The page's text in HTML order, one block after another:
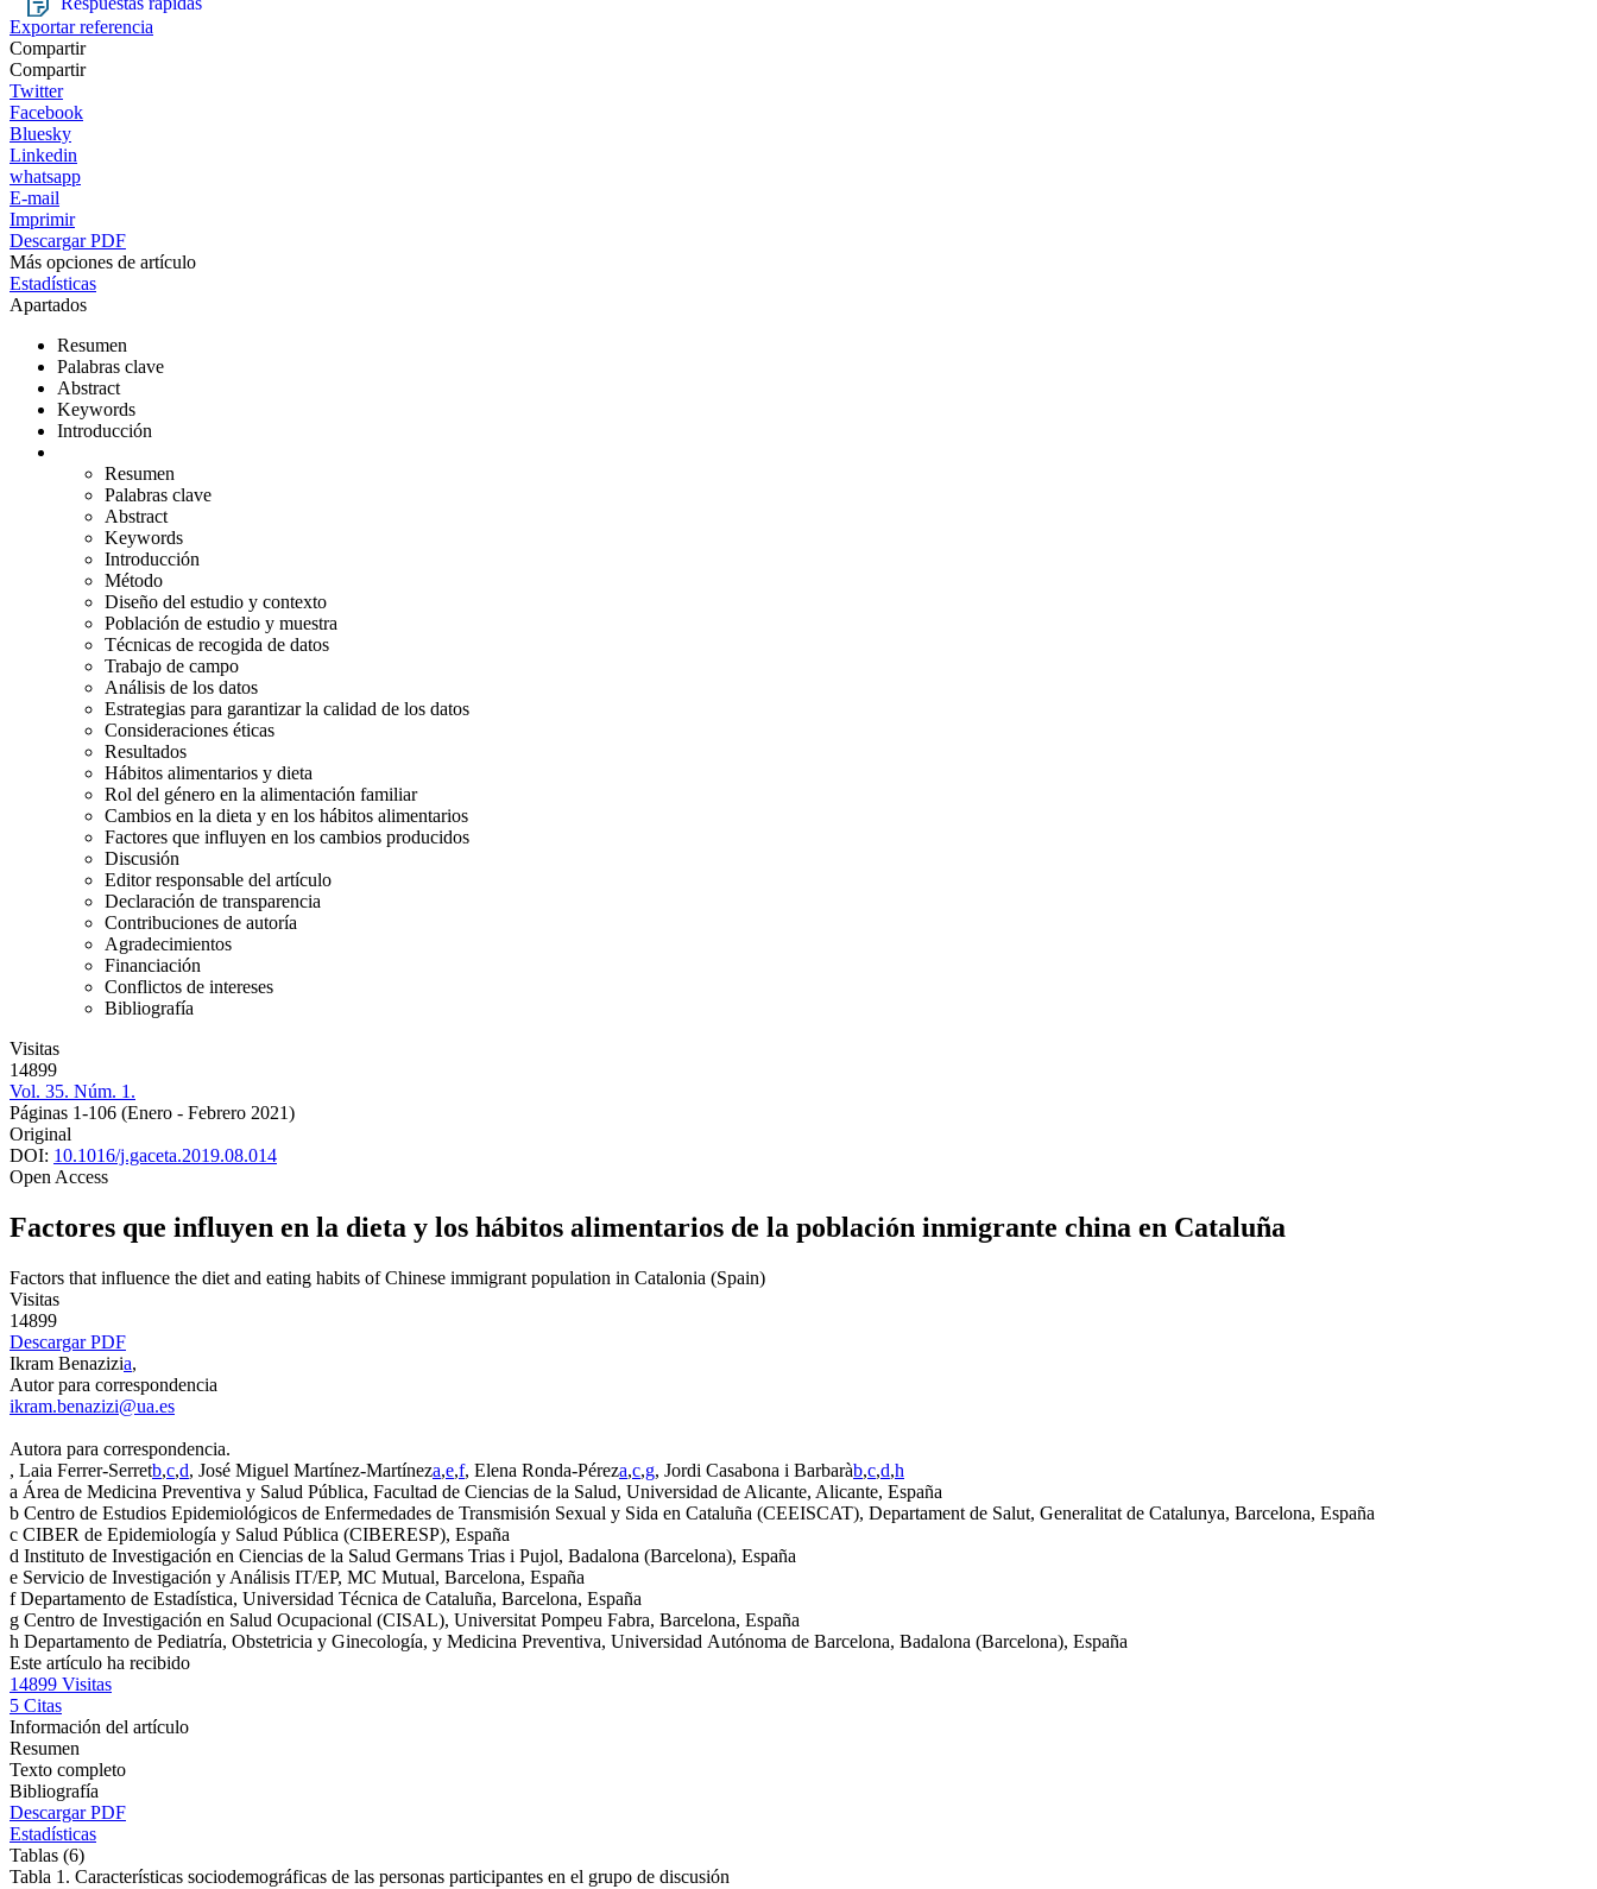
Exportar referencia
Compartir
Compartir
Twitter
Facebook
Bluesky
Linkedin
whatsapp
E-mail
Imprimir
Descargar PDF
Más opciones de artículo
Estadísticas
Apartados
Resumen
Palabras clave
Abstract
Keywords
Introducción
Resumen
Palabras clave
Abstract
Keywords
Introducción
Método
Diseño del estudio y contexto
Población de estudio y muestra
Técnicas de recogida de datos
Trabajo de campo
Análisis de los datos
Estrategias para garantizar la calidad de los datos
Consideraciones éticas
Resultados
Hábitos alimentarios y dieta
Rol del género en la alimentación familiar
Cambios en la dieta y en los hábitos alimentarios
Factores que influyen en los cambios producidos
Discusión
Editor responsable del artículo
Declaración de transparencia
Contribuciones de autoría
Agradecimientos
Financiación
Conflictos de intereses
Bibliografía
Visitas
14899
Vol. 35. Núm. 1.
Páginas 1-106 (Enero - Febrero 2021)
Original
DOI: 10.1016/j.gaceta.2019.08.014
Open Access
Factores que influyen en la dieta y los hábitos alimentarios de la población inmigrante china en Cataluña
Factors that influence the diet and eating habits of Chinese immigrant population in Catalonia (Spain)
Visitas
14899
Descargar PDF
Ikram Benazizia,
Autor para correspondencia
ikram.benazizi@ua.es
Autora para correspondencia.
, Laia Ferrer-Serretb,c,d, José Miguel Martínez-Martíneza,e,f, Elena Ronda-Péreza,c,g, Jordi Casabona i Barbaràb,c,d,h
a Área de Medicina Preventiva y Salud Pública, Facultad de Ciencias de la Salud, Universidad de Alicante, Alicante, España
b Centro de Estudios Epidemiológicos de Enfermedades de Transmisión Sexual y Sida en Cataluña (CEEISCAT), Departament de Salut, Generalitat de Catalunya, Barcelona, España
c CIBER de Epidemiología y Salud Pública (CIBERESP), España
d Instituto de Investigación en Ciencias de la Salud Germans Trias i Pujol, Badalona (Barcelona), España
e Servicio de Investigación y Análisis IT/EP, MC Mutual, Barcelona, España
fDepartamento de Estadística, Universidad Técnica de Cataluña, Barcelona, España
g Centro de Investigación en Salud Ocupacional (CISAL), Universitat Pompeu Fabra, Barcelona, España
h Departamento de Pediatría, Obstetricia y Ginecología, y Medicina Preventiva, Universidad Autónoma de Barcelona, Badalona (Barcelona), España
Este artículo ha recibido
14899 Visitas
5 Citas
Información del artículo
Resumen
Texto completo
Bibliografía
Descargar PDF
Estadísticas
Tablas (6)
Tabla 1. Características sociodemográficas de las personas participantes en el grupo de discusión